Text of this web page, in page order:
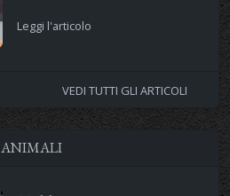
Leggi l'articolo
VEDI TUTTI GLI ARTICOLI
ANIMALI